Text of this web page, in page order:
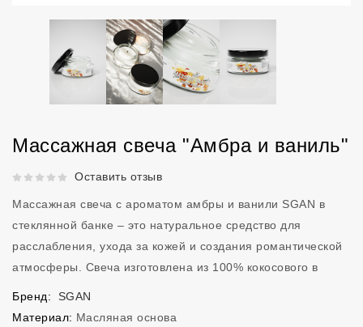
Массажная свеча "Амбра и ваниль"
Рейтинг 5 из 5.Оставить отзыв
Массажная свеча с ароматом амбры и ванили SGAN в
стеклянной банке – это натуральное средство для
расслабления, ухода за кожей и создания романтической
атмосферы. Свеча изготовлена из 100% кокосового в
Бренд:
SGAN
Материал: Масляная основа